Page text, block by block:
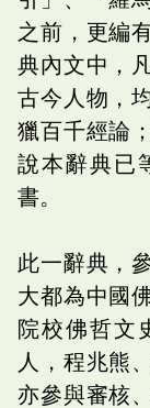
之前，更編
典內文中，
古今人物，
獵百千經論
說本辭典已
書。
此一辭典，
大都為中國
院校佛哲文
人，程兆熊
亦參與審核